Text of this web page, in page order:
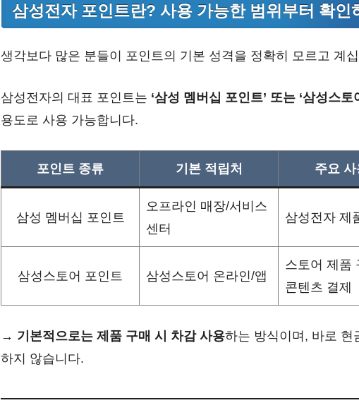
삼성전자 포인트란? 사용 가능한 범위부터 확인
생각보다 많은 분들이 포인트의 기본 성격을 정확히 모르고 계
삼성전자의 대표 포인트는 ‘삼성 멤버십 포인트’ 또는 ‘삼성스토
용도로 사용 가능합니다.
포인트 종류 기본 적립처 주요 사
삼성 멤버십 포인트
오프라인 매장/서비스
센터
삼성전자 제
삼성스토어 포인트 삼성스토어 온라인/앱
스토어 제품
콘텐츠 결제
→ 기본적으로는 제품 구매 시 차감 사용하는 방식이며, 바로 현
하지 않습니다.